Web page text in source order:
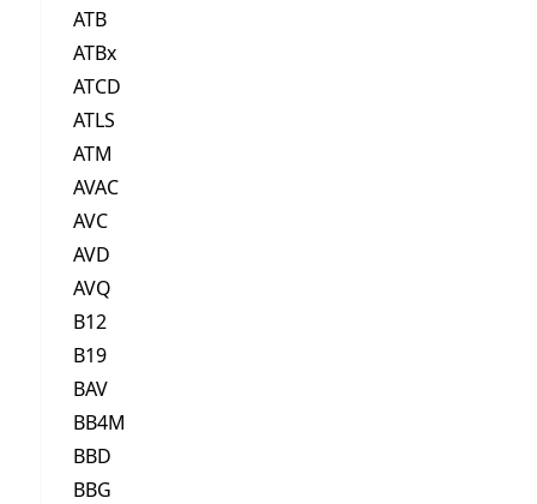
ATB
ATBx
ATCD
ATLS
ATM
AVAC
AVC
AVD
AVQ
B12
B19
BAV
BB4M
BBD
BBG